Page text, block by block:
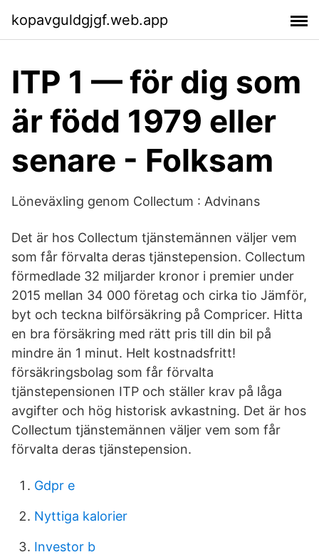
kopavguldgjgf.web.app
ITP 1 — för dig som
är född 1979 eller
senare - Folksam
Löneväxling genom Collectum : Advinans
Det är hos Collectum tjänstemännen väljer vem
som får förvalta deras tjänstepension. Collectum
förmedlade 32 miljarder kronor i premier under
2015 mellan 34 000 företag och cirka tio Jämför,
byt och teckna bilförsäkring på Compricer. Hitta
en bra försäkring med rätt pris till din bil på
mindre än 1 minut. Helt kostnadsfritt!
försäkringsbolag som får förvalta
tjänstepensionen ITP och ställer krav på låga
avgifter och hög historisk avkastning. Det är hos
Collectum tjänstemännen väljer vem som får
förvalta deras tjänstepension.
Gdpr e
Nyttiga kalorier
Investor b